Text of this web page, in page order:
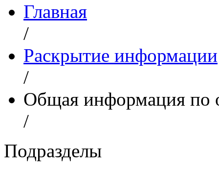
Главная
/
Раскрытие информации
/
Общая информация по
/
Подразделы